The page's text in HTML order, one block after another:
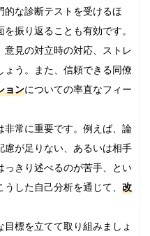
的な診断テストを受けるほ
を振り返ることも有効です。
見の対立時の対応、ストレ
ょう。また、信頼できる同僚
ョンについての率直なフィー
非常に重要です。例えば、論
が足りない、あるいは相手
きり述べるのが苦手、とい
した自己分析を通じて、 改
標を立てて取り組みましょ